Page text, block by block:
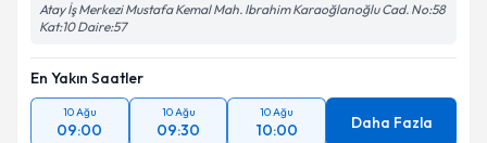
Atay İş Merkezi Mustafa Kemal Mah. Ibrahim Karaoğlanoğlu Cad. No:58
Kat:10 Daire:57
En Yakın Saatler
10 Ağu
09:00
10 Ağu
09:30
10 Ağu
10:00 Daha Fazla